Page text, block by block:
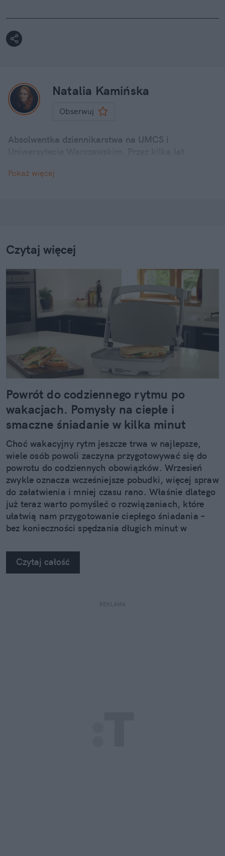
Natalia Kamińska
Obserwuj
Absolwentka dziennikarstwa na UMCS i
reporterka newsowa w naTemat.pl.
Pokaż więcej
Czytaj więcej
Powrót do codziennego rytmu po
wakacjach. Pomysły na ciepłe i
smaczne śniadanie w kilka minut
Choć wakacyjny rytm jeszcze trwa w najlepsze,
wiele osób powoli zaczyna przygotowywać się do
powrotu do codziennych obowiązków. Wrzesień
zwykle oznacza wcześniejsze pobudki, więcej spraw
do załatwienia i mniej czasu rano. Właśnie dlatego
już teraz warto pomyśleć o rozwiązaniach, które
ułatwią nam przygotowanie ciepłego śniadania –
bez konieczności spędzania długich minut w
Czytaj całość
REKLAMA